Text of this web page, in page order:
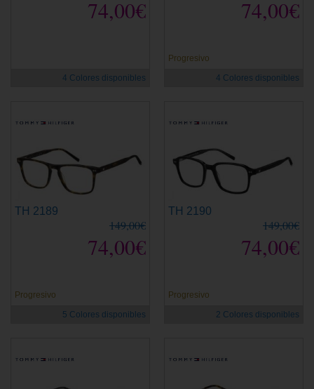
74,00€
4 Colores disponibles
74,00€
Progresivo
4 Colores disponibles
TH 2189
149,00€
74,00€
Progresivo
5 Colores disponibles
TH 2190
149,00€
74,00€
Progresivo
2 Colores disponibles